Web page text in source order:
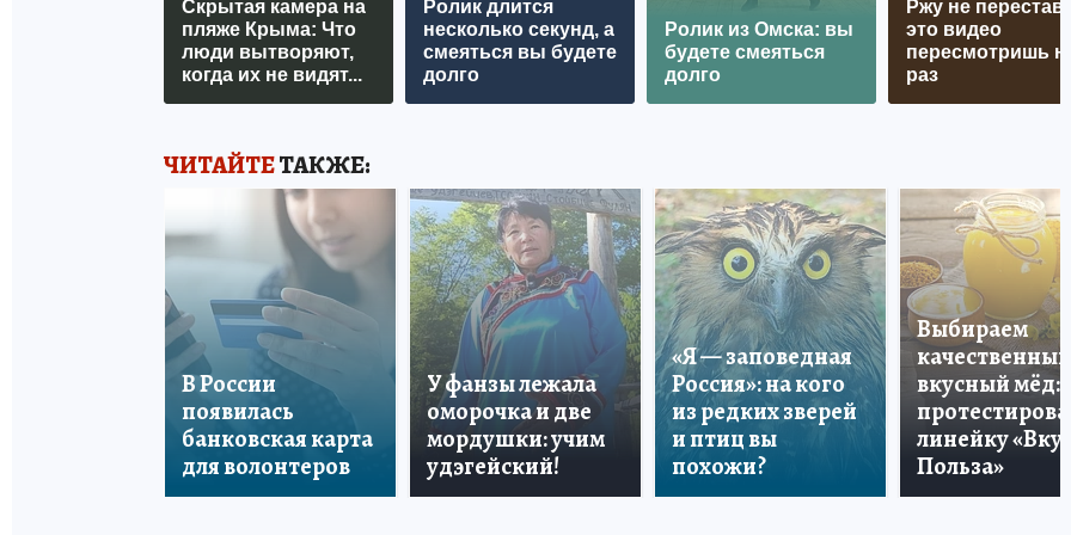
Скрытая камера на
пляже Крыма: Что
люди вытворяют,
когда их не видят...
Ролик длится
несколько секунд, а
смеяться вы будете
долго
Ролик из Омска: вы
будете смеяться
долго
Ржу не
это видео
пересмотришь не
раз
ЧИТАЙТЕТАКЖЕ:
В России
появилась
банковская карта
для волонтеров
У фанзы лежала
оморочка и две
мордушки: учим
удэгейский!
«Я — заповедная
Россия»: на кого
из редких зверей
и птиц вы
похожи?
Выбираем
качественный
вкусный мёд:
линейку «Вкус
Польза»